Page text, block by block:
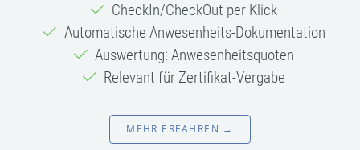
CheckIn/CheckOut per Klick
Automatische Anwesenheits-Dokumentation
Auswertung: Anwesenheitsquoten
Relevant für Zertifikat-Vergabe
MEHR ERFAHREN →